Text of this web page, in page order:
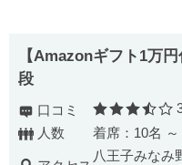
【Amazonギフト1万
段
口コミ
人数
着席：10名 ～
八王子みなみ